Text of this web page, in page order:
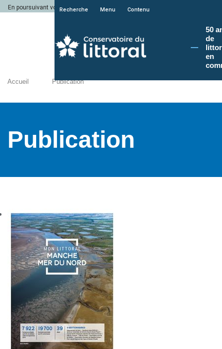
En poursuivant votre navigation sur le site du Conservatoire du littoral, vous
Recherche Menu Contenu
50
de
en
Accueil Publication
Publication